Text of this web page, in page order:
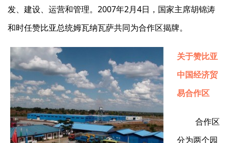
发、建设、运营和管理。2007年2月4日，国家主席胡锦涛
和时任赞比亚总统姆瓦纳瓦萨共同为合作区揭牌。
关于赞比亚
中国经济贸
易合作区
合作区
分为两个园